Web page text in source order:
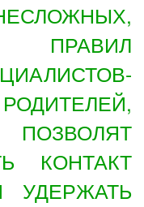
ПРАВИЛ
КОНТАКТ